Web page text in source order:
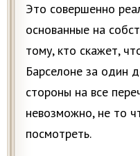
Это совершенно
основанные на
тому, кто скажет,
Барселоне за один
стороны на все
невозможно, не то
посмотреть.